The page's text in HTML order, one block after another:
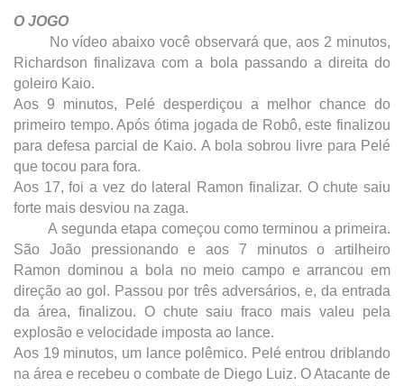
O JOGO
No vídeo abaixo você observará que, aos 2 minutos,
Richardson finalizava com a bola passando a direita do
goleiro Kaio.
Aos 9 minutos, Pelé desperdiçou a melhor chance do
primeiro tempo. Após ótima jogada de Robô, este finalizou
para defesa parcial de Kaio. A bola sobrou livre para Pelé
que tocou para fora.
Aos 17, foi a vez do lateral Ramon finalizar. O chute saiu
forte mais desviou na zaga.
A segunda etapa começou como terminou a primeira.
São João pressionando e aos 7 minutos o artilheiro
Ramon dominou a bola no meio campo e arrancou em
direção ao gol. Passou por três adversários, e, da entrada
da área, finalizou. O chute saiu fraco mais valeu pela
explosão e velocidade imposta ao lance.
Aos 19 minutos, um lance polêmico. Pelé entrou driblando
na área e recebeu o combate de Diego Luiz. O Atacante de